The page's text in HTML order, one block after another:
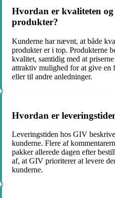
Hvordan er kvaliteten
produkter?
Kunderne har nævnt, at både
produkter er i top. Produkterne
kvalitet, samtidig med at
attraktiv mulighed for at give en
eller til andre anledninger.
Hvordan er
Leveringstiden hos GIV
kunderne. Flere af
pakker allerede dagen efter
af, at GIV prioriterer at levere
kunderne.